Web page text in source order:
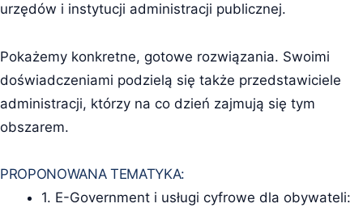
urzędów i instytucji administracji publicznej.
Pokażemy konkretne, gotowe rozwiązania. Swoimi
doświadczeniami podzielą się także przedstawiciele
administracji, którzy na co dzień zajmują się tym
obszarem.
PROPONOWANA TEMATYKA:
1. E-Government i usługi cyfrowe dla obywateli: